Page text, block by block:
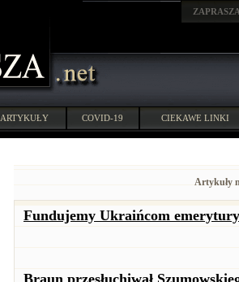
ARTYKUŁY COVID-19 CIEKAWE LINKI
Artykuły
Fundujemy Ukraińcom
Braun przesłuchiwał